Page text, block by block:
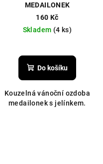
MEDAILONEK
160 Kč
Skladem (4 ks)
Do košíku
Kouzelná vánoční ozdoba
medailonek s jelínkem.